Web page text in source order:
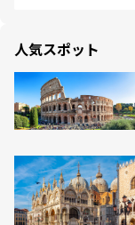
人気スポット